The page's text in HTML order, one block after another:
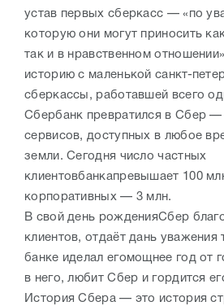
устав первых сберкасс — «по
которую они могут приносить
так и в нравственном
историю с маленькой санкт-
сберкассы, работавшей всего
Сбербанк превратился в Сбер —
сервисов, доступных в любое
земли. Сегодня число частных
клиентовбанкапревышает 100
корпоративных — 3 млн.
В свой день рожденияСбер
клиентов, отдаёт дань уважения
банке иделал егомощнее год от
в него, любит Сбер и гордится
История Сбера — это история